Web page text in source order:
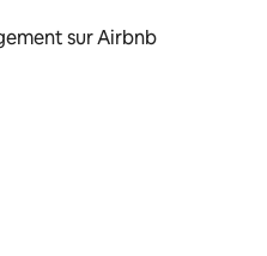
sur Airbnb